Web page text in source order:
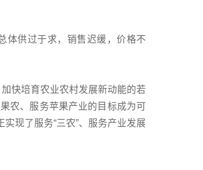
体供过于求，销售迟缓，价格不
快培育农业农村发展新动能的若
农、服务苹果产业的目标成为可
现了服务“三农”、服务产业发展